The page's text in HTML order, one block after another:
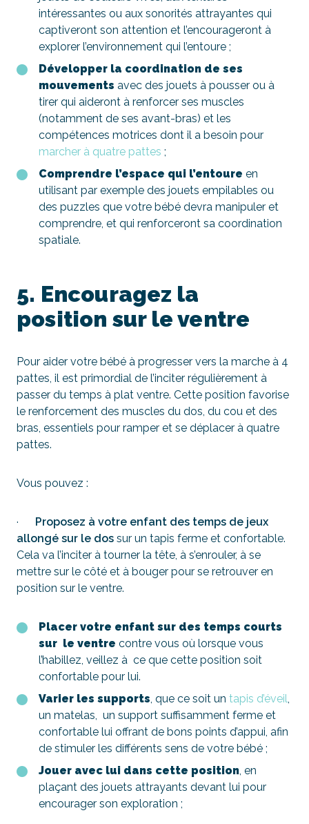
intéressantes ou aux sonorités attrayantes qui
captiveront son attention et l’encourageront à
explorer l’environnement qui l’entoure ;
Développer la coordination de ses
mouvements avec des jouets à pousser ou à
tirer qui aideront à renforcer ses muscles
(notamment de ses avant-bras) et les
compétences motrices dont il a besoin pour
marcher à quatre pattes ;
Comprendre l’espace qui l’entoure en
utilisant par exemple des jouets empilables ou
des puzzles que votre bébé devra manipuler et
comprendre, et qui renforceront sa coordination
spatiale.
5. Encouragez la
position sur le ventre
Pour aider votre bébé à progresser vers la marche à 4
pattes, il est primordial de l’inciter régulièrement à
passer du temps à plat ventre. Cette position favorise
le renforcement des muscles du dos, du cou et des
bras, essentiels pour ramper et se déplacer à quatre
pattes.
Vous pouvez :
· Proposez à votre enfant des temps de jeux
allongé sur le dos sur un tapis ferme et confortable.
Cela va l’inciter à tourner la tête, à s’enrouler, à se
mettre sur le côté et à bouger pour se retrouver en
position sur le ventre.
Placer votre enfant sur des temps courts
sur le ventre contre vous où lorsque vous
l’habillez, veillez à ce que cette position soit
confortable pour lui.
Varier les supports, que ce soit un tapis d’éveil,
un matelas, un support suffisamment ferme et
confortable lui offrant de bons points d’appui, afin
de stimuler les différents sens de votre bébé ;
Jouer avec lui dans cette position, en
plaçant des jouets attrayants devant lui pour
encourager son exploration ;